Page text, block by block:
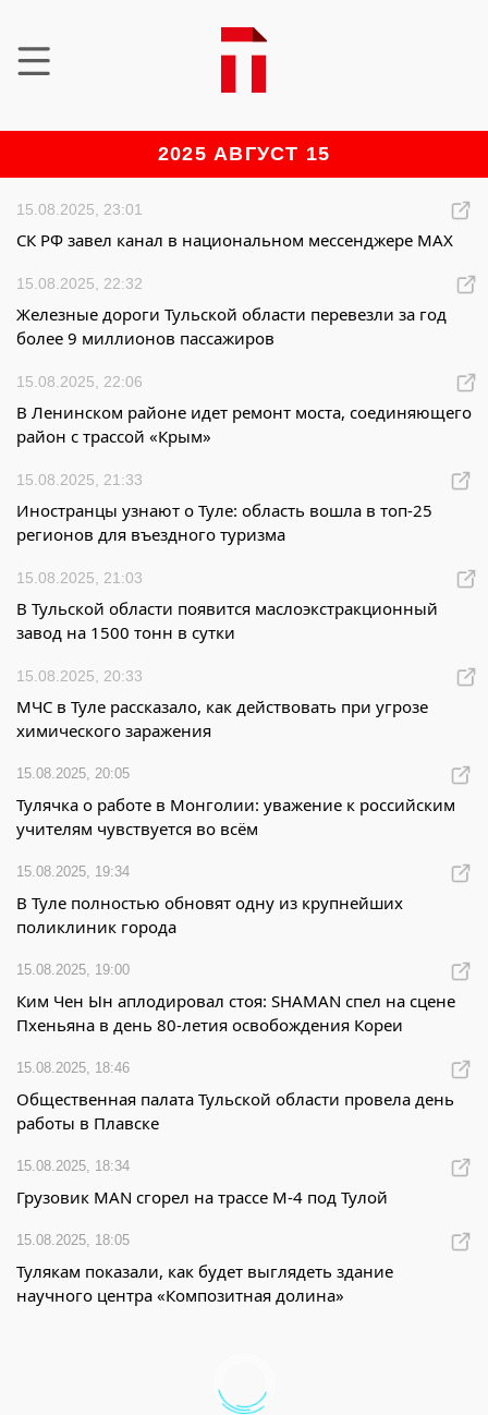
2025 АВГУСТ 15
15.08.2025, 23:01
СК РФ завел канал в национальном мессенджере MAX
15.08.2025, 22:32
Железные дороги Тульской области перевезли за год
более 9 миллионов пассажиров
15.08.2025, 22:06
В Ленинском районе идет ремонт моста, соединяющего
район с трассой «Крым»
15.08.2025, 21:33
Иностранцы узнают о Туле: область вошла в топ-25
регионов для въездного туризма
15.08.2025, 21:03
В Тульской области появится маслоэкстракционный
завод на 1500 тонн в сутки
15.08.2025, 20:33
МЧС в Туле рассказало, как действовать при угрозе
химического заражения
15.08.2025, 20:05
Тулячка о работе в Монголии: уважение к российским
учителям чувствуется во всём
15.08.2025, 19:34
В Туле полностью обновят одну из крупнейших
поликлиник города
15.08.2025, 19:00
Ким Чен Ын аплодировал стоя: SHAMAN спел на сцене
Пхеньяна в день 80-летия освобождения Кореи
15.08.2025, 18:46
Общественная палата Тульской области провела день
работы в Плавске
15.08.2025, 18:34
Грузовик MAN сгорел на трассе М-4 под Тулой
15.08.2025, 18:05
Тулякам показали, как будет выглядеть здание
научного центра «Композитная долина»